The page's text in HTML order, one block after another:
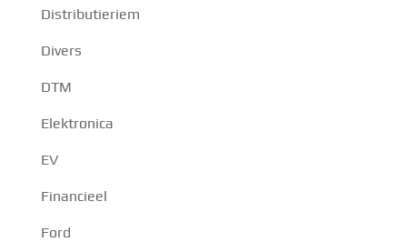
Distributieriem
Divers
DTM
Elektronica
EV
Financieel
Ford